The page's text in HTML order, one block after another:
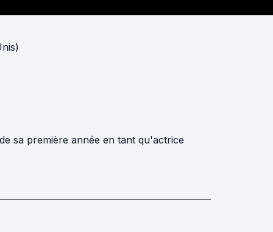
sa première année en tant qu'actrice